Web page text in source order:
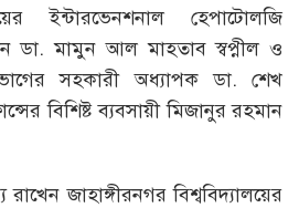
ইন্টারভেনশনাল হেপাটোলজি
ডা. মামুন আল মাহতাব স্বপ্নীল ও
সহকারী অধ্যাপক ডা. শেখ
বিশিষ্ট ব্যবসায়ী মিজানুর রহমান
জাহাঙ্গীরনগর বিশ্ববিদ্যালয়ের